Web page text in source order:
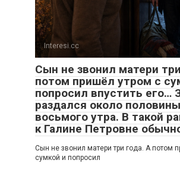
Interesi.cc
Сын не звонил матери
потом пришёл утром с
попросил впустить его…
раздался около половины
восьмого утра. В такой
к Галине Петровне
Сын не звонил матери три года. А потом
сумкой и попросил